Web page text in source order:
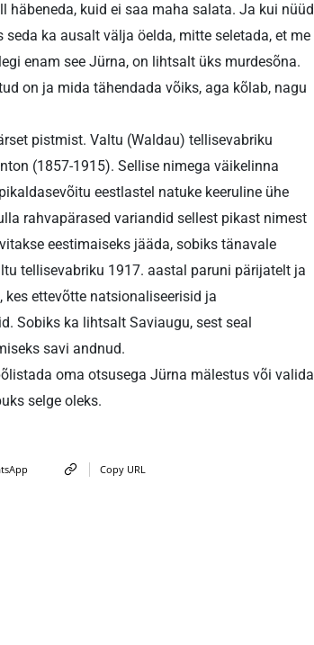
häbeneda, kuid ei saa maha salata. Ja kui nüüd
ka ausalt välja öelda, mitte seletada, et me
enam see Jürna, on lihtsalt üks murdesõna.
on ja mida tähendada võiks, aga kõlab, nagu
pistmist. Valtu (Waldau) tellisevabriku
(1857-1915). Sellise nimega väikelinna
eestlastel natuke keeruline ühe
rahvapärased variandid sellest pikast nimest
eestimaiseks jääda, sobiks tänavale
tellisevabriku 1917. aastal paruni pärijatelt ja
ettevõtte natsionaliseerisid ja
Sobiks ka lihtsalt Saviaugu, sest seal
savi andnud.
oma otsusega Jürna mälestus või valida
selge oleks.
Copy URL